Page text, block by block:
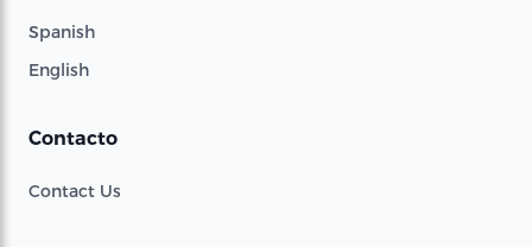
Spanish
English
Contacto
Contact Us